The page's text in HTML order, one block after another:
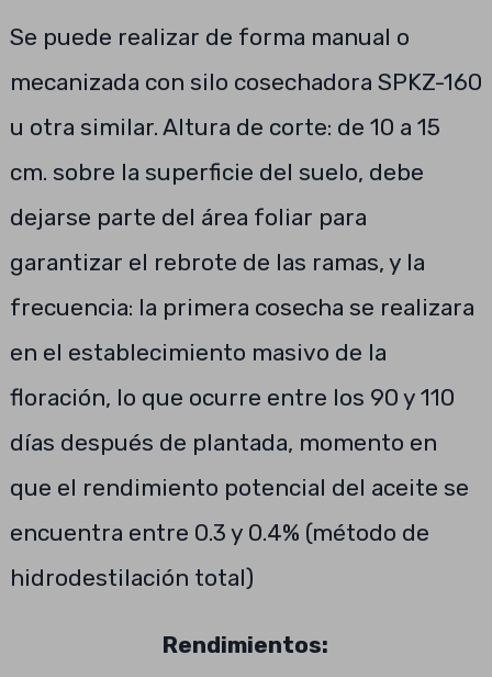
Se puede realizar de forma manual o
mecanizada con silo cosechadora SPKZ-160
u otra similar. Altura de corte: de 10 a 15
cm. sobre la superficie del suelo, debe
dejarse parte del área foliar para
garantizar el rebrote de las ramas, y la
frecuencia: la primera cosecha se realizara
en el establecimiento masivo de la
floración, lo que ocurre entre los 90 y 110
días después de plantada, momento en
que el rendimiento potencial del aceite se
encuentra entre 0.3 y 0.4% (método de
hidrodestilación total)
Rendimientos: